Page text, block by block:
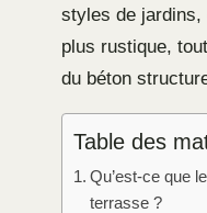
styles de jardins,
plus rustique,
du béton
Table des
Qu’est-ce que
terrasse ?